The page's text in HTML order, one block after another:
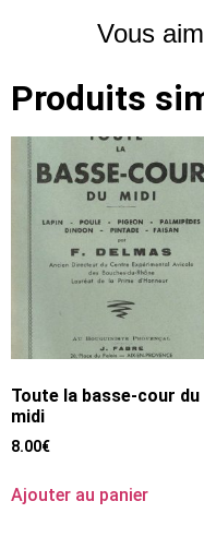
Vous
Produits
Toute la basse-cour du
midi
8.00€
Ajouter au panier